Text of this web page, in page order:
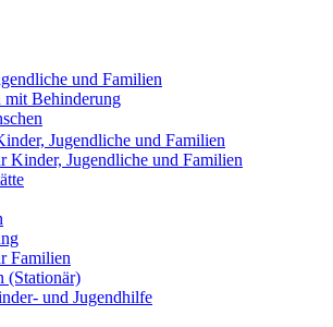
und Familien
mit Behinderung
Jugendliche und Familien
Kinder, Jugendliche und Familien
Familien
(Stationär)
und Jugendhilfe